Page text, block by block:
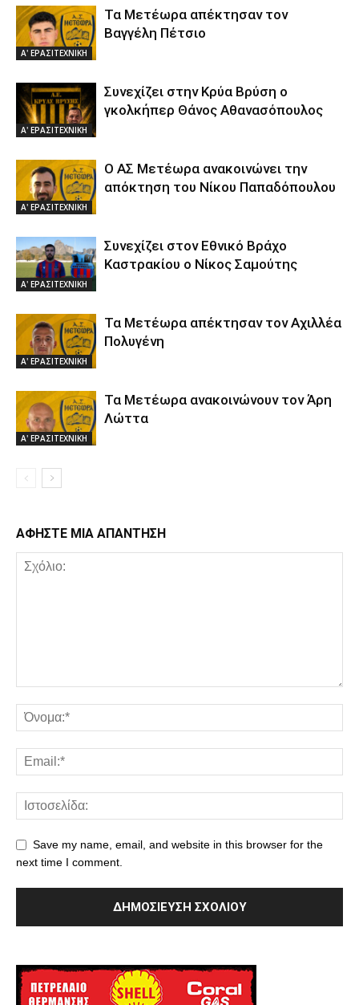
Α' ΕΡΑΣΙΤΕΧΝΙΚΗ
Τα Μετέωρα απέκτησαν τον
Βαγγέλη Πέτσιο
Α' ΕΡΑΣΙΤΕΧΝΙΚΗ
Συνεχίζει στην Κρύα Βρύση ο
γκολκήπερ Θάνος Αθανασόπουλος
Α' ΕΡΑΣΙΤΕΧΝΙΚΗ
Ο ΑΣ Μετέωρα ανακοινώνει την
απόκτηση του Νίκου Παπαδόπουλου
Α' ΕΡΑΣΙΤΕΧΝΙΚΗ
Συνεχίζει στον Εθνικό Βράχο
Καστρακίου ο Νίκος Σαμούτης
Α' ΕΡΑΣΙΤΕΧΝΙΚΗ
Τα Μετέωρα απέκτησαν τον Αχιλλέα
Πολυγένη
Α' ΕΡΑΣΙΤΕΧΝΙΚΗ
Τα Μετέωρα ανακοινώνουν τον Άρη
Λώττα
ΑΦΗΣΤΕ ΜΙΑ ΑΠΑΝΤΗΣΗ
Save my name, email, and website in this browser for the
next time I comment.